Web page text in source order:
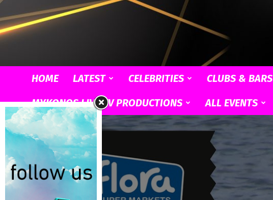
HOME LATEST CELEBRITIES CLUBS & BARS
MYKONOS LIVE TV PRODUCTIONS
ALL EVENTS